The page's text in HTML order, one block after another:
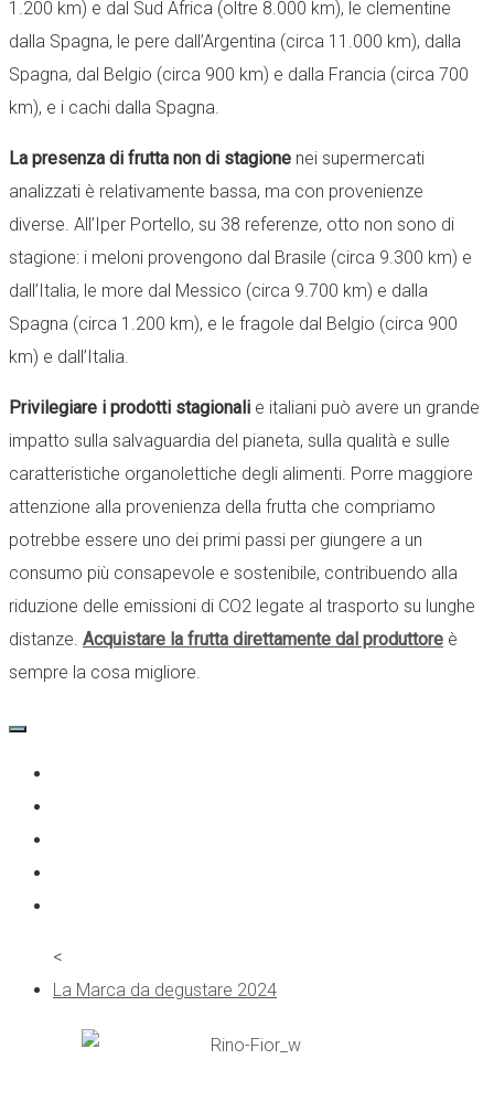
1.200 km) e dal Sud Africa (oltre 8.000 km), le clementine
dalla Spagna, le pere dall’Argentina (circa 11.000 km), dalla
Spagna, dal Belgio (circa 900 km) e dalla Francia (circa 700
km), e i cachi dalla Spagna.
La presenza di frutta non di stagione nei supermercati
analizzati è relativamente bassa, ma con provenienze
diverse. All’Iper Portello, su 38 referenze, otto non sono di
stagione: i meloni provengono dal Brasile (circa 9.300 km) e
dall’Italia, le more dal Messico (circa 9.700 km) e dalla
Spagna (circa 1.200 km), e le fragole dal Belgio (circa 900
km) e dall’Italia.
Privilegiare i prodotti stagionali e italiani può avere un grande
impatto sulla salvaguardia del pianeta, sulla qualità e sulle
caratteristiche organolettiche degli alimenti. Porre maggiore
attenzione alla provenienza della frutta che compriamo
potrebbe essere uno dei primi passi per giungere a un
consumo più consapevole e sostenibile, contribuendo alla
riduzione delle emissioni di CO2 legate al trasporto su lunghe
distanze. Acquistare la frutta direttamente dal produttore è
sempre la cosa migliore.
<
La Marca da degustare 2024